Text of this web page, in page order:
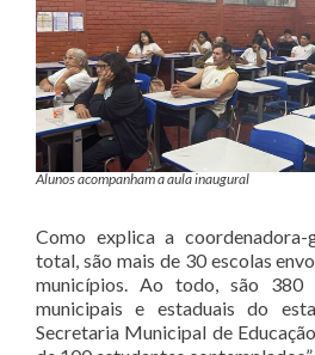
Alunos acompanham a aula inaugural
Como explica a coordenadora-
total, são mais de 30 escolas
municípios. Ao todo, são 380
municipais e estaduais do
Secretaria Municipal de